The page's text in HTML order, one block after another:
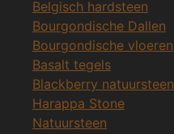
Belgisch hardsteen
Bourgondische Dallen
Bourgondische vloeren
Basalt tegels
Blackberry natuursteen
Harappa Stone
Natuursteen